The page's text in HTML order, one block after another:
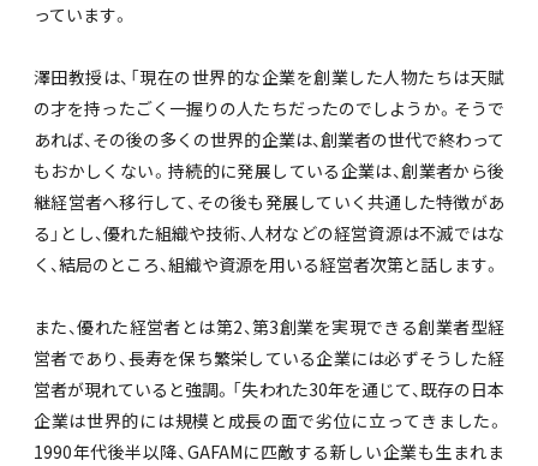
っています。
澤田教授は、「現在の世界的な企業を創業した人物たちは天賦
の才を持ったごく一握りの人たちだったのでしようか。そうで
あれば、その後の多くの世界的企業は、創業者の世代で終わって
もおかしくない。持続的に発展している企業は、創業者から後
継経営者へ移行して、その後も発展していく共通した特徴があ
る」とし、優れた組織や技術、人材などの経営資源は不滅ではな
く、結局のところ、組織や資源を用いる経営者次第と話します。
また、優れた経営者とは第2、第3創業を実現できる創業者型経
営者であり、長寿を保ち繁栄している企業には必ずそうした経
営者が現れていると強調。「失われた30年を通じて、既存の日本
企業は世界的には規模と成長の面で劣位に立ってきました。
1990年代後半以降、GAFAMに匹敵する新しい企業も生まれま